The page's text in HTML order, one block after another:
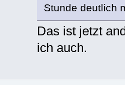
Stunde deutlich
Das ist jetzt
ich auch.